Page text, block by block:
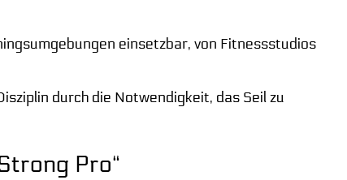
einsetzbar, von Fitnessstudios
durch die Notwendigkeit, das Seil zu
Pro“